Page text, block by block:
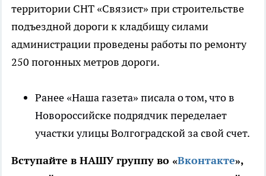
территории СНТ «Связист» при строительстве
подъездной дороги к кладбищу силами
администрации проведены работы по ремонту
250 погонных метров дороги.
Ранее «Наша газета» писала о том, что в
Новороссийске подрядчик переделает
участки улицы Волгоградской за свой счет.
Вступайте в НАШУ группу во «Вконтакте»,